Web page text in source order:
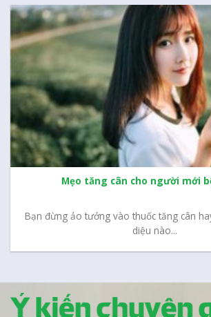
Mẹo tăng cân cho người mới
diệu nào...